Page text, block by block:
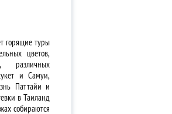
горящие туры
цветов,
различных
и Самуи,
Паттайи и
в Таиланд
собираются